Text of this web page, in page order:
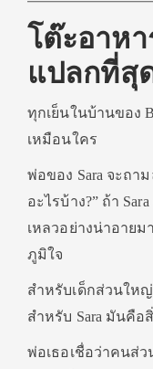
โต๊ะอาห
แปลกที่สุ
ทุกเย็นในบ้านของ
เหมือนใคร
พ่อของ Sara จะถา
อะไรบ้าง?” ถ้า
เหลวอย่างน่าอาย
ภูมิใจ
สำหรับเด็กส่วนให
สำหรับ Sara มันคือ
พ่อเธอเชื่อว่าคนส่